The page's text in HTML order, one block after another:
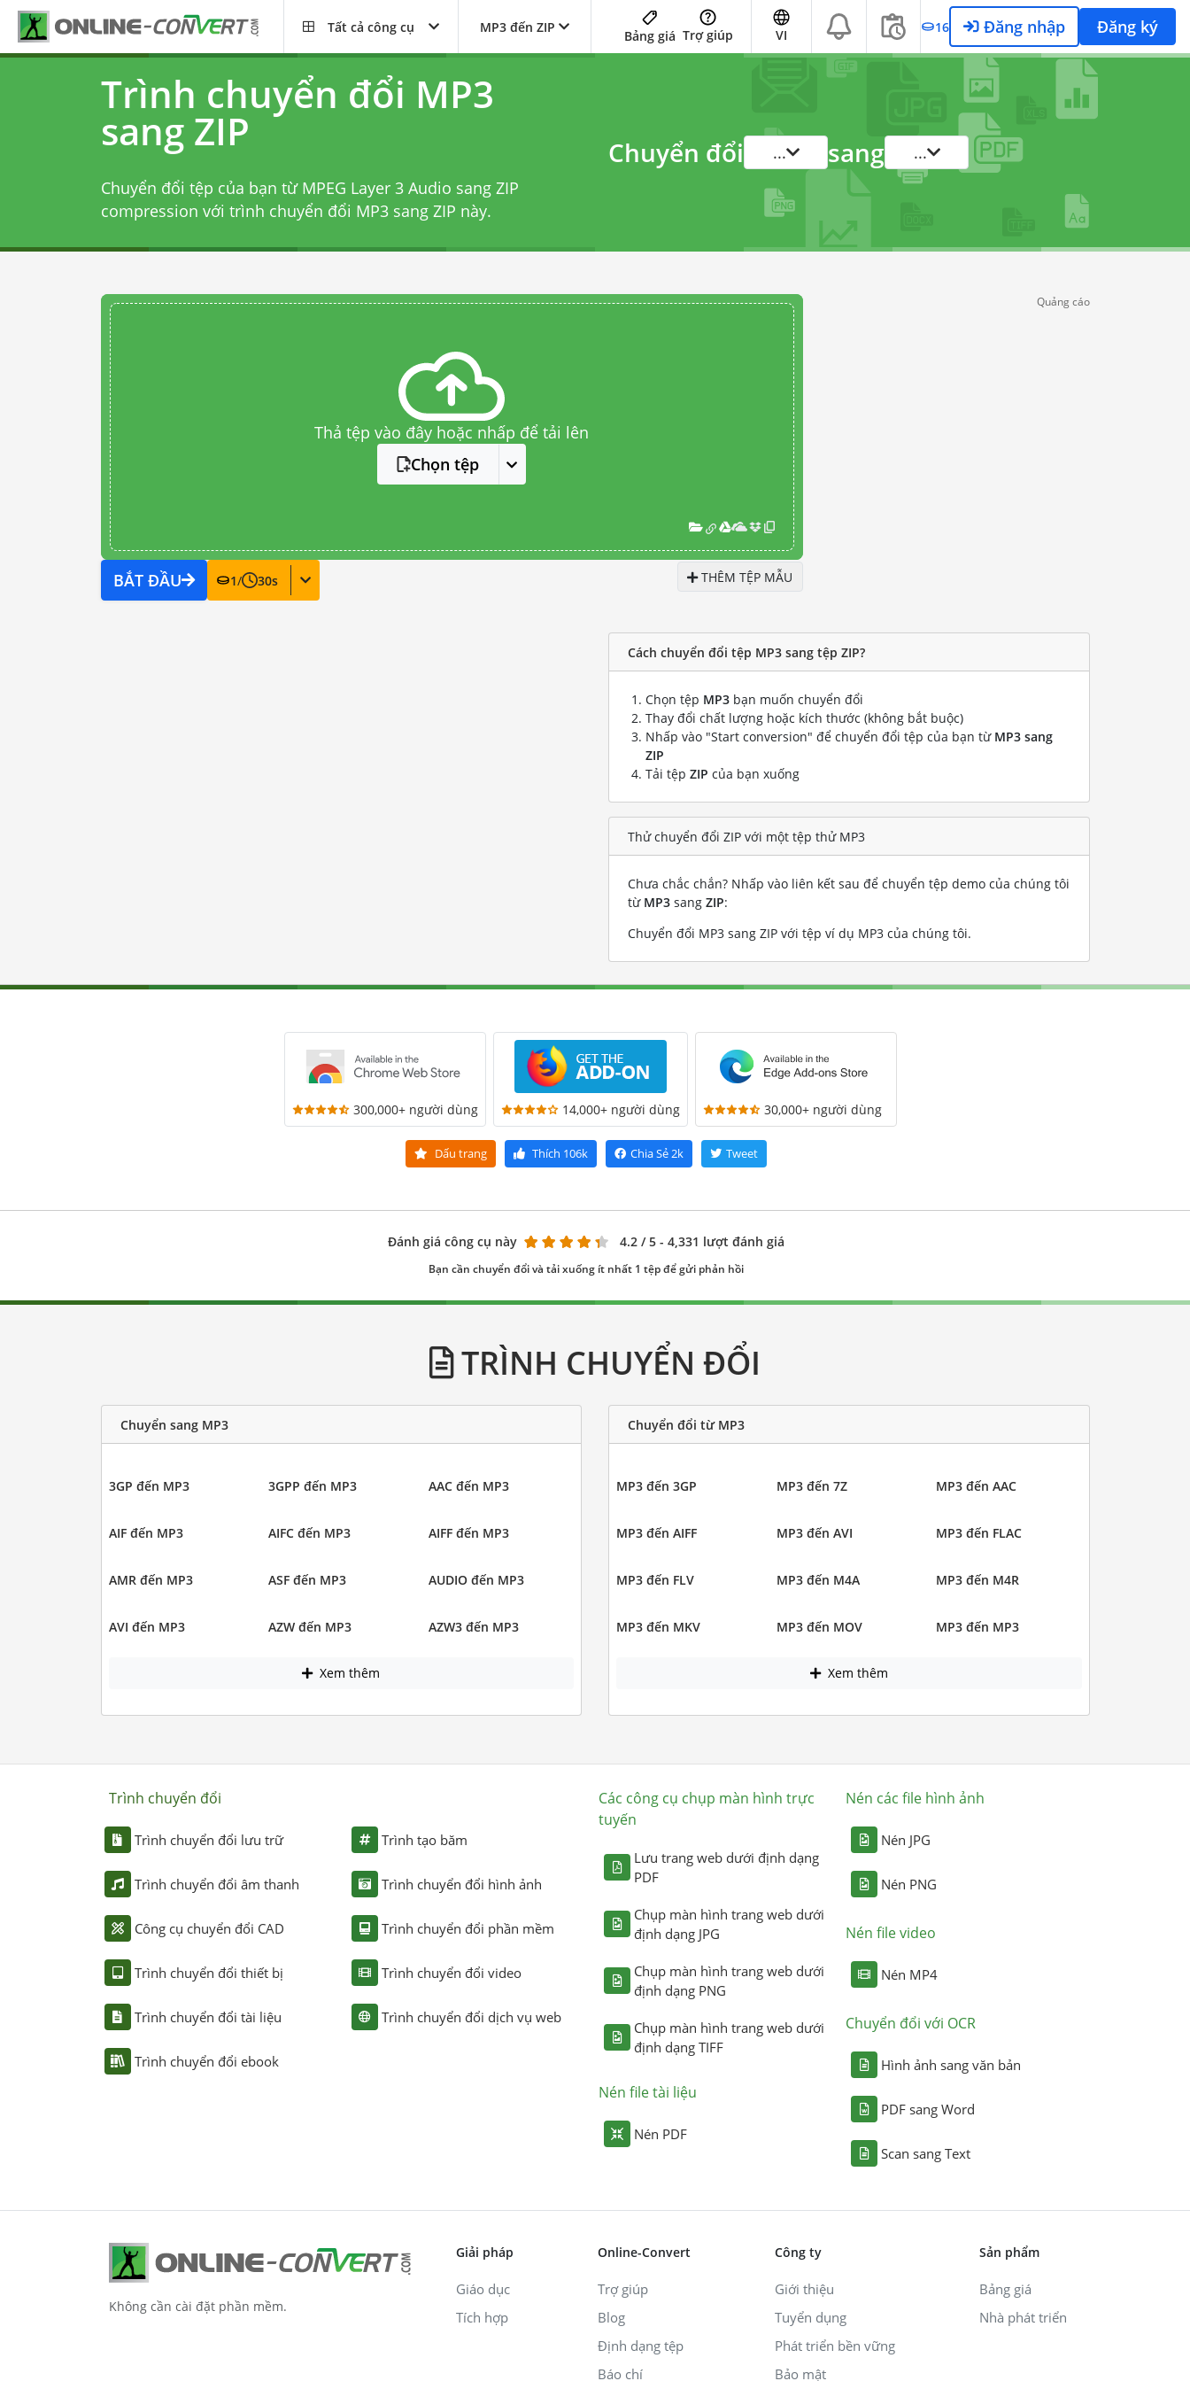
Tất cả công cụ MP3 đến ZIP
Bảng giá Trợ giúp VI 16 Đăng nhập Đăng ký
Trình chuyển đổi MP3
sang ZIP
Chuyển đổi tệp của bạn từ MPEG Layer 3 Audio sang ZIP
compression với trình chuyển đổi MP3 sang ZIP này.
Chuyển đổi ... sang ...
Thả tệp vào đây hoặc nhấp để tải lên
Chọn tệp
BẮT ĐẦU 1/ 30s THÊM TỆP MẪU
Quảng cáo
Cách chuyển đổi tệp MP3 sang tệp ZIP?
Chọn tệp MP3 bạn muốn chuyển đổi
Thay đổi chất lượng hoặc kích thước (không bắt buộc)
Nhấp vào "Start conversion" để chuyển đổi tệp của bạn từ MP3 sang
ZIP
Tải tệp ZIP của bạn xuống
Thử chuyển đổi ZIP với một tệp thử MP3
Chưa chắc chắn? Nhấp vào liên kết sau để chuyển tệp demo của chúng tôi
từ MP3 sang ZIP:
Chuyển đổi MP3 sang ZIP với tệp ví dụ MP3 của chúng tôi.
300,000+ người dùng 14,000+ người dùng 30,000+ người dùng
Dấu trang Thích 106k Chia Sẻ2k Tweet
Đánh giá công cụ này 4.2 / 5 - 4,331 lượt đánh giá
Bạn cần chuyển đổi và tải xuống ít nhất 1 tệp để gửi phản hồi
TRÌNH CHUYỂN ĐỔI
Chuyển sang MP3
3GP đến MP3 3GPP đến MP3 AAC đến MP3
AIF đến MP3 AIFC đến MP3 AIFF đến MP3
AMR đến MP3 ASF đến MP3 AUDIO đến MP3
AVI đến MP3 AZW đến MP3 AZW3 đến MP3
Xem thêm
Chuyển đổi từ MP3
MP3 đến 3GP MP3 đến 7Z MP3 đến AAC
MP3 đến AIFF MP3 đến AVI MP3 đến FLAC
MP3 đến FLV MP3 đến M4A MP3 đến M4R
MP3 đến MKV MP3 đến MOV MP3 đến MP3
Xem thêm
Trình chuyển đổi
Trình chuyển đổi lưu trữ
Trình chuyển đổi âm thanh
Công cụ chuyển đổi CAD
Trình chuyển đổi thiết bị
Trình chuyển đổi tài liệu
Trình chuyển đổi ebook
Trình tạo băm
Trình chuyển đổi hình ảnh
Trình chuyển đổi phần mềm
Trình chuyển đổi video
Trình chuyển đổi dịch vụ web
Các công cụ chụp màn hình trực
tuyến
Lưu trang web dưới định dạng
PDF
Chụp màn hình trang web dưới
định dạng JPG
Chụp màn hình trang web dưới
định dạng PNG
Chụp màn hình trang web dưới
định dạng TIFF
Nén file tài liệu
Nén PDF
Nén các file hình ảnh
Nén JPG
Nén PNG
Nén file video
Nén MP4
Chuyển đổi với OCR
Hình ảnh sang văn bản
PDF sang Word
Scan sang Text
Không cần cài đặt phần mềm.
Giải pháp
Giáo dục
Tích hợp
Online-Convert
Trợ giúp
Blog
Định dạng tệp
Báo chí
Công ty
Giới thiệu
Tuyển dụng
Phát triển bền vững
Bảo mật
Sản phẩm
Bảng giá
Nhà phát triển